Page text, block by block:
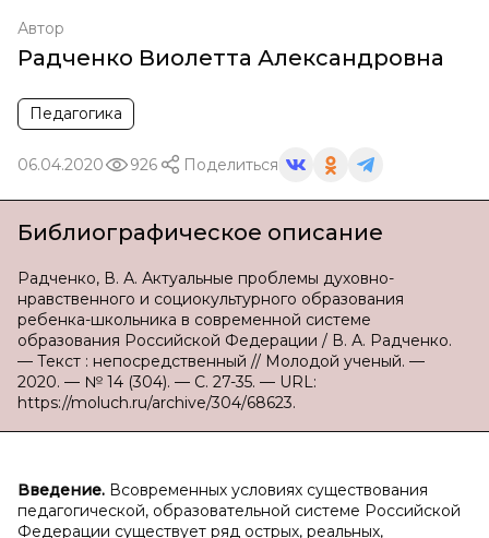
Автор
Радченко Виолетта Александровна
Педагогика
06.04.2020 926 Поделиться
Библиографическое описание
Радченко, В. А. Актуальные проблемы духовно-
нравственного и социокультурного образования
ребенка-школьника в современной системе
образования Российской Федерации / В. А. Радченко.
— Текст : непосредственный // Молодой ученый. —
2020. — № 14 (304). — С. 27-35. — URL:
https://moluch.ru/archive/304/68623.
Введение. Всовременных условиях существования
педагогической, образовательной системе Российской
Федерации существует ряд острых, реальных,